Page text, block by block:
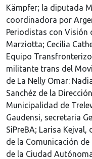
Kämpfer; la diputada
coordinadora por
Periodistas con Visión
Marziotta; Cecilia
Equipo
militante trans del
de La Nelly Omar:
Sanchéz de la
Municipalidad de
Gaudensi, secretaria
SiPreBA; Larisa
de la Comunicación
de la Ciudad